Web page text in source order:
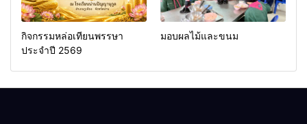
กิจกรรมหล่อเทียนพรรษา
ประจำปี 2569
มอบผลไม้และขนม